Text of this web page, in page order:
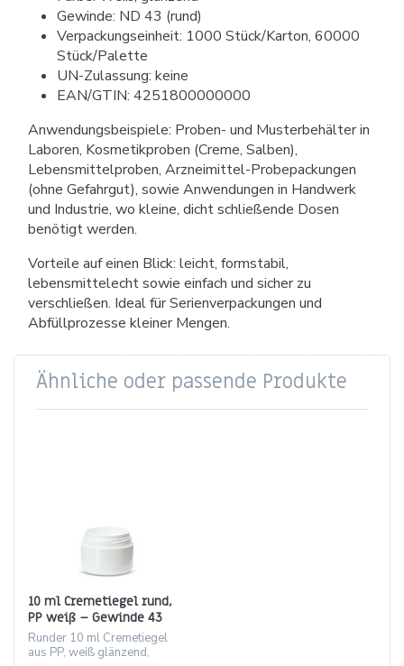
Gewinde: ND 43 (rund)
Verpackungseinheit: 1000 Stück/Karton, 60000
Stück/Palette
UN-Zulassung: keine
EAN/GTIN: 4251800000000
Anwendungsbeispiele: Proben- und Musterbehälter in
Laboren, Kosmetikproben (Creme, Salben),
Lebensmittelproben, Arzneimittel-Probepackungen
(ohne Gefahrgut), sowie Anwendungen in Handwerk
und Industrie, wo kleine, dicht schließende Dosen
benötigt werden.
Vorteile auf einen Blick: leicht, formstabil,
lebensmittelecht sowie einfach und sicher zu
verschließen. Ideal für Serienverpackungen und
Abfüllprozesse kleiner Mengen.
Ähnliche oder passende Produkte
10 ml Cremetiegel rund,
PP weiß – Gewinde 43
Runder 10 ml Cremetiegel
aus PP, weiß glänzend,